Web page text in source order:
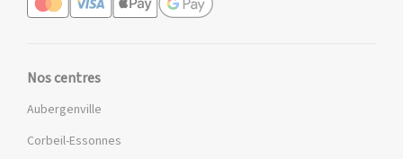
Nos centres
Aubergenville
Corbeil-Essonnes